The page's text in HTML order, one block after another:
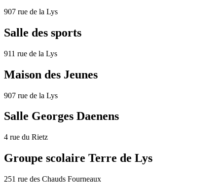
907 rue de la Lys
Salle des sports
911 rue de la Lys
Maison des Jeunes
907 rue de la Lys
Salle Georges Daenens
4 rue du Rietz
Groupe scolaire Terre de Lys
251 rue des Chauds Fourneaux